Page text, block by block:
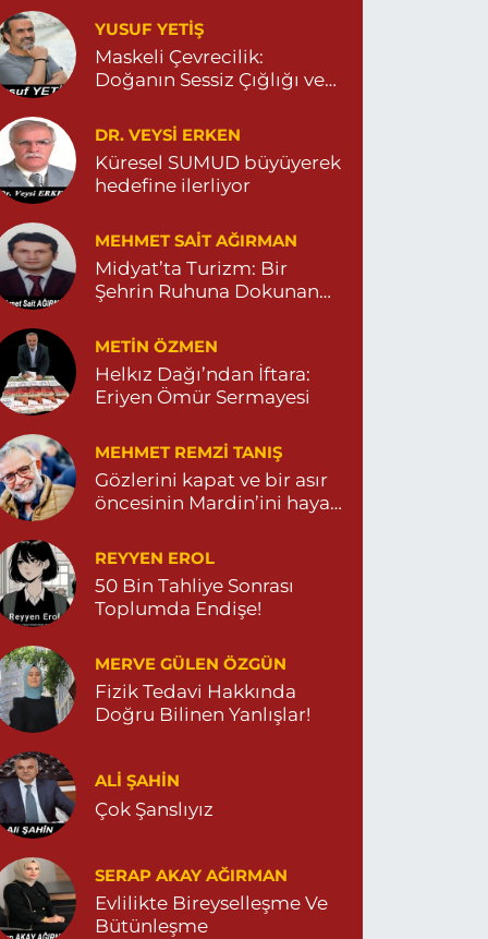
Dara Eczanesi
MAHALLESİ VALİ OZAN CADDESİ DIŞ KAPI
DEVLET HASTANESİ KARŞISI
YOLU CEPHESİ) 04822125304
0 (482) 212 53 04 Yol Tarifi Al
Özdemir Eczanesi
0 (482) 541 31 21 Yol Tarifi Al
YUSUF YETİŞ
Maskeli Çevrecilik:
Doğanın Sessiz Çığlığı ve
DR. VEYSI ERKEN
Küresel SUMUD büyüyerek
hedefine ilerliyor
MEHMET SAIT AĞIRMAN
Midyat’ta Turizm: Bir
Şehrin Ruhuna Dokunan
METIN ÖZMEN
Helkız Dağı’ndan İftara:
Eriyen Ömür Sermayesi
MEHMET REMZI TANIŞ
Gözlerini kapat ve bir asır
öncesinin Mardin’ini hayal
REYYEN EROL
50 Bin Tahliye Sonrası
Toplumda Endişe!
MERVE GÜLEN ÖZGÜN
Fizik Tedavi Hakkında
Doğru Bilinen Yanlışlar!
ALI ŞAHİN
Çok Şanslıyız
SERAP AKAY AĞIRMAN
Evlilikte Bireyselleşme Ve
Bütünleşme